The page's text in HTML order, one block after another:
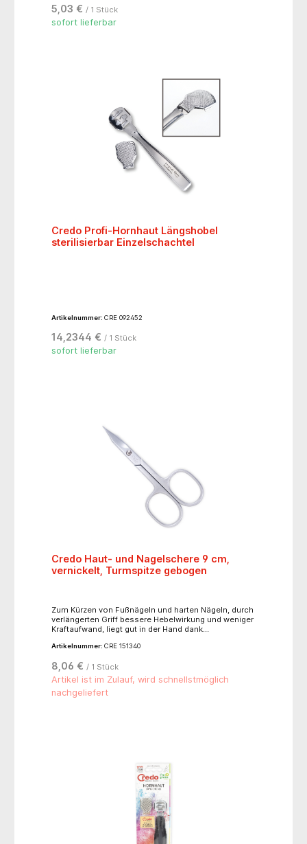
5,03 € / 1 Stück
sofort lieferbar
Credo Profi-Hornhaut Längshobel
sterilisierbar Einzelschachtel
Artikelnummer: CRE 092452
14,2344 € / 1 Stück
sofort lieferbar
Credo Haut- und Nagelschere 9 cm,
vernickelt, Turmspitze gebogen
Zum Kürzen von Fußnägeln und harten Nägeln, durch
verlängerten Griff bessere Hebelwirkung und weniger
Kraftaufwand, liegt gut in der Hand dank
antiallergisch.
Artikelnummer: CRE 151340
8,06 € / 1 Stück
Artikel ist im Zulauf, wird schnellstmöglich
nachgeliefert